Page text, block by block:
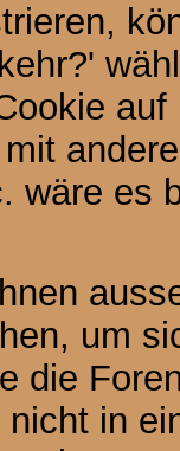
wäre es
um
die
in